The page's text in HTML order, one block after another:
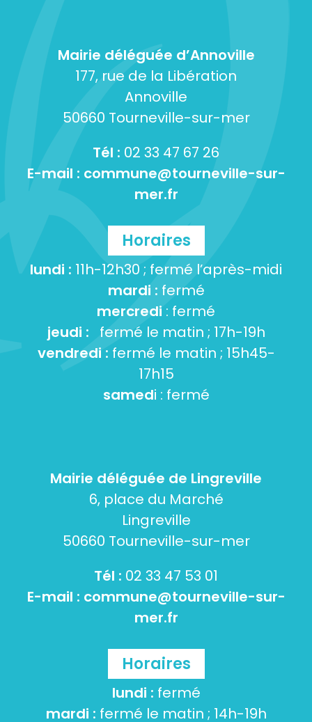
Mairie déléguée d’Annoville
177, rue de la Libération
Annoville
50660 Tourneville-sur-mer
Tél : 02 33 47 67 26
E-mail : commune@tourneville-sur-
mer.fr
Horaires
lundi : 11h-12h30 ; fermé l’après-midi
mardi : fermé
mercredi : fermé
jeudi : fermé le matin ; 17h-19h
vendredi : fermé le matin ; 15h45-
17h15
samedi : fermé
Mairie déléguée de Lingreville
6, place du Marché
Lingreville
50660 Tourneville-sur-mer
Tél : 02 33 47 53 01
E-mail : commune@tourneville-sur-
mer.fr
Horaires
lundi : fermé
mardi : fermé le matin ; 14h-19h